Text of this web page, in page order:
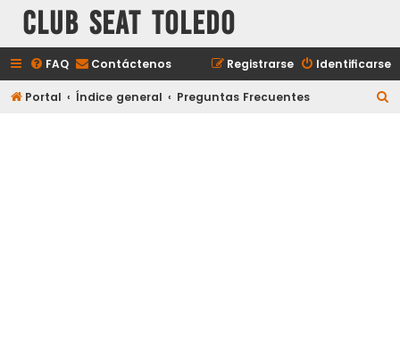
Club Seat Toledo
FAQ Contáctenos Identificarse
Registrarse
Portal Índice general Preguntas Frecuentes